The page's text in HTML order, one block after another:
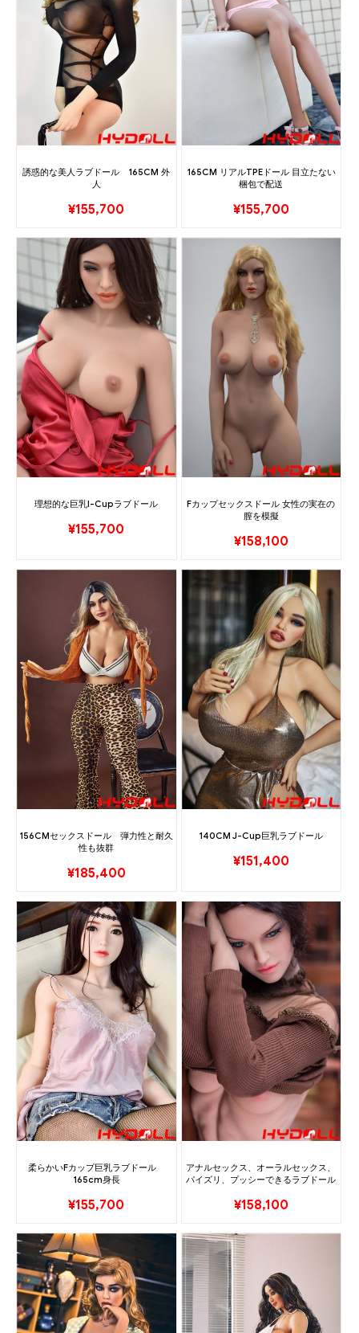
誘惑的な美人ラブドール 165CM 外
人
¥155,700
165CM リアルTPEドール 目立たない
梱包で配送
¥155,700
理想的な巨乳I-Cupラブドール
¥155,700
Fカップセックスドール 女性の実在の
膣を模擬
¥158,100
156CMセックスドール 弾力性と耐久
性も抜群
¥185,400
140CM J-Cup巨乳ラブドール
¥151,400
柔らかいFカップ巨乳ラブドール
165cm身長
¥155,700
アナルセックス、オーラルセックス、
パイズリ、プッシーできるラブドール
¥158,100